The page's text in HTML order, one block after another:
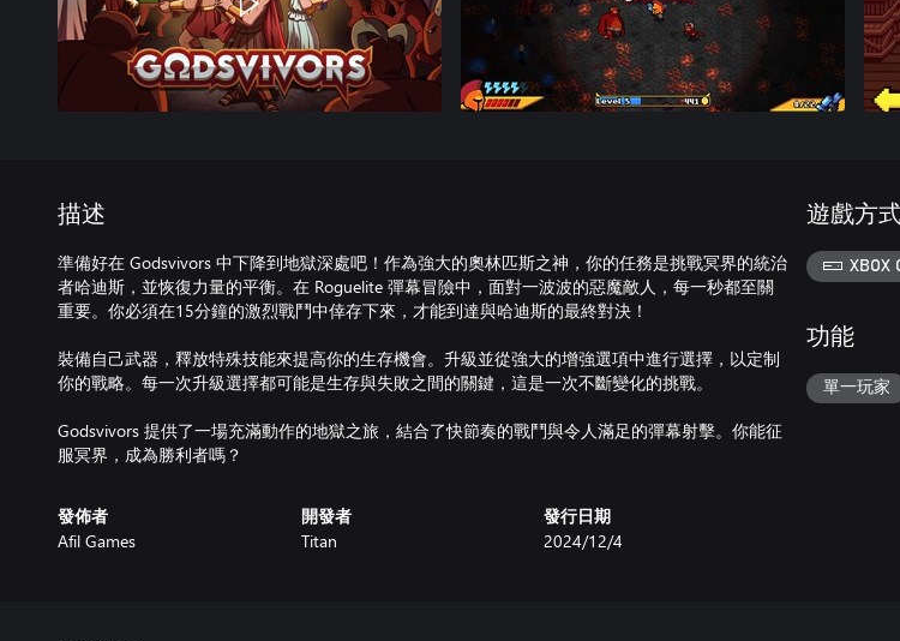
描述
準備好在 Godsvivors 中下降到地獄深處吧！作為強大的奧林匹斯之神，你的任務是挑戰冥界的統治
者哈迪斯，並恢復力量的平衡。在 Roguelite 彈幕冒險中，面對一波波的惡魔敵人，每一秒都至關
重要。你必須在15分鐘的激烈戰鬥中倖存下來，才能到達與哈迪斯的最終對決！
裝備自己武器，釋放特殊技能來提高你的生存機會。升級並從強大的增強選項中進行選擇，以定制
你的戰略。每一次升級選擇都可能是生存與失敗之間的關鍵，這是一次不斷變化的挑戰。
Godsvivors 提供了一場充滿動作的地獄之旅，結合了快節奏的戰鬥與令人滿足的彈幕射擊。你能征
服冥界，成為勝利者嗎？
發佈者
Afil Games
開發者
Titan
發行日期
2024/12/4
遊戲方
XBOX
功能
單一玩家